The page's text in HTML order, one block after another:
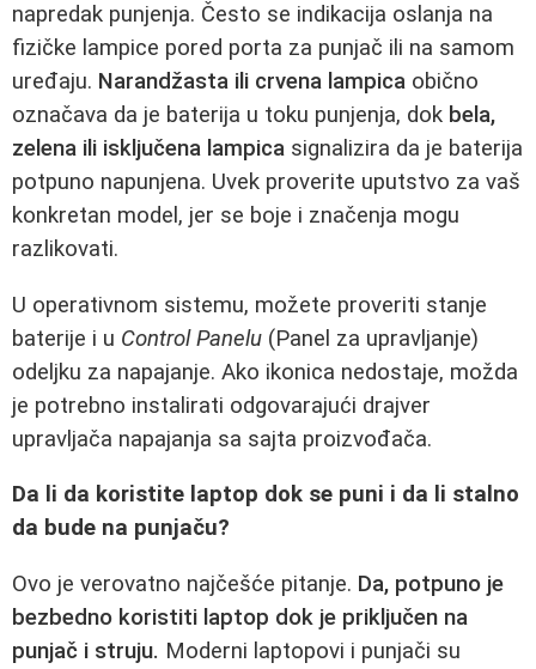
napredak punjenja. Često se indikacija oslanja na
fizičke lampice pored porta za punjač ili na samom
uređaju. Narandžasta ili crvena lampica obično
označava da je baterija u toku punjenja, dok bela,
zelena ili isključena lampica signalizira da je baterija
potpuno napunjena. Uvek proverite uputstvo za vaš
konkretan model, jer se boje i značenja mogu
razlikovati.
U operativnom sistemu, možete proveriti stanje
baterije i u Control Panelu (Panel za upravljanje)
odeljku za napajanje. Ako ikonica nedostaje, možda
je potrebno instalirati odgovarajući drajver
upravljača napajanja sa sajta proizvođača.
Da li da koristite laptop dok se puni i da li stalno
da bude na punjaču?
Ovo je verovatno najčešće pitanje. Da, potpuno je
bezbedno koristiti laptop dok je priključen na
punjač i struju. Moderni laptopovi i punjači su